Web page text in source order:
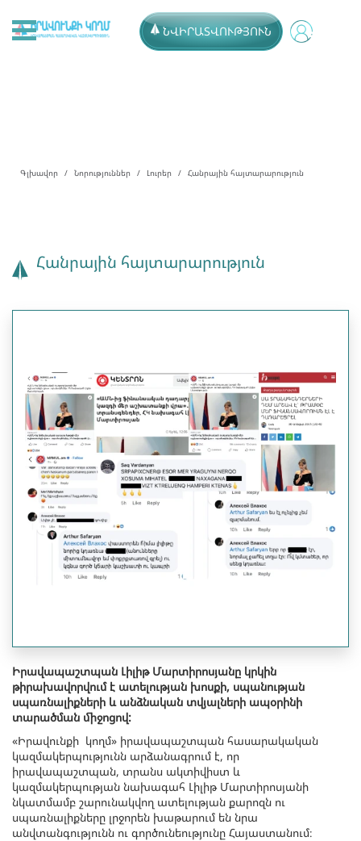
ՆՎԻՐԱՏՎՈՒԹՅՈՒՆ
Գլխավոր Նորություններ Լուրեր Հանրային հայտարարություն
Հանրային հայտարարություն
Իրավապաշտպան Լիլիթ Մարտիրոսյանը կրկին
թիրախավորվում է ատելության խոսքի, սպանության
սպառնալիքների և անձնական տվյալների ապօրինի
տարածման միջոցով:
«Իրավունքի կողմ» իրավապաշտպան հասարակական
կազմակերպությունն արձանագրում է, որ
իրավապաշտպան, տրանս ակտիվիստ և
կազմակերպության նախագահ Լիլիթ Մարտիրոսյանի
նկատմամբ շարունակվող ատելության քարոզն ու
սպառնալիքները լրջորեն խաթարում են նրա
անվտանգությունն ու գործունեությունը Հայաստանում։